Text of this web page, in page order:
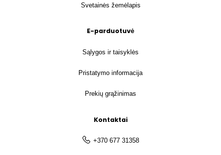
Svetainės žemėlapis
E-parduotuvė
Sąlygos ir taisyklės
Pristatymo informacija
Prekių grąžinimas
Kontaktai
+370 677 31358